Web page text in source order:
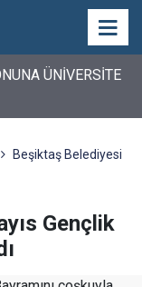
ÜNİVERSİTE
Beşiktaş Belediyesi
Gençlik